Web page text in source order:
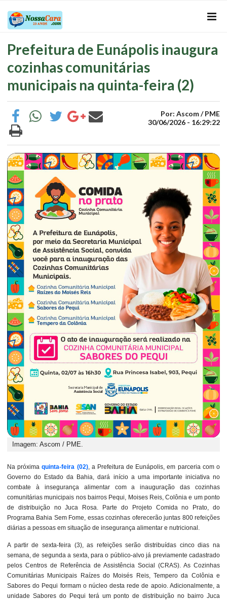
Prefeitura de Eunápolis inaugura
cozinhas comunitárias
municipais na quinta-feira (2)
Por: Ascom / PME
30/06/2026 - 16:29:22
Imagem: Ascom / PME.
Na próximaquinta-feira (02), a Prefeitura de Eunápolis, em parceria com o
Governo do Estado da Bahia, dará início a uma importante iniciativa no
combate à insegurança alimentar com a inauguração das cozinhas
comunitárias municipais nos bairros Pequi, Moises Reis, Colônia e um ponto
de distribuição no Juca Rosa. Parte do Projeto Comida no Prato, do
Programa Bahia Sem Fome, essas cozinhas oferecerão juntas 800 refeições
diárias a pessoas em situação de insegurança alimentar e nutricional.
A partir de sexta-feira (3), as refeições serão distribuídas cinco dias na
semana, de segunda a sexta, para o público-alvo já previamente cadastrado
pelos Centros de Referência de Assistência Social (CRAS). As Cozinhas
Comunitárias Municipais Raízes do Moisés Reis, Tempero da Colônia e
Sabores do Pequi formam o núcleo desta rede de apoio. Adicionalmente, a
unidade Sabores do Pequi terá um ponto de distribuição no bairro Juca